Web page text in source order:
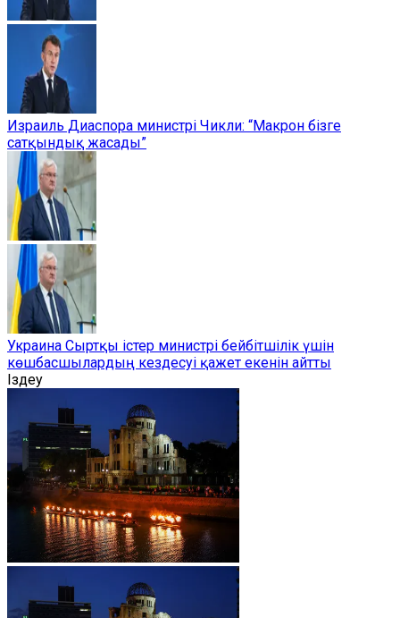
Израиль Диаспора министрі Чикли: “Макрон бізге
сатқындық жасады”
Украина Сыртқы істер министрі бейбітшілік үшін
көшбасшылардың кездесуі қажет екенін айтты
Іздеу